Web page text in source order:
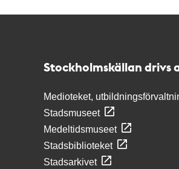
Stockholmskällan drivs
Medioteket,
Stadsmuseet
Medeltidsmuseet
Stadsbiblioteket
Stadsarkivet